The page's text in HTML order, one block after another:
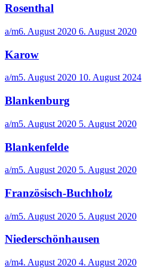
Rosenthal
a/m6. August 2020 6. August 2020
Karow
a/m5. August 2020 10. August 2024
Blankenburg
a/m5. August 2020 5. August 2020
Blankenfelde
a/m5. August 2020 5. August 2020
Französisch-Buchholz
a/m5. August 2020 5. August 2020
Niederschönhausen
a/m4. August 2020 4. August 2020